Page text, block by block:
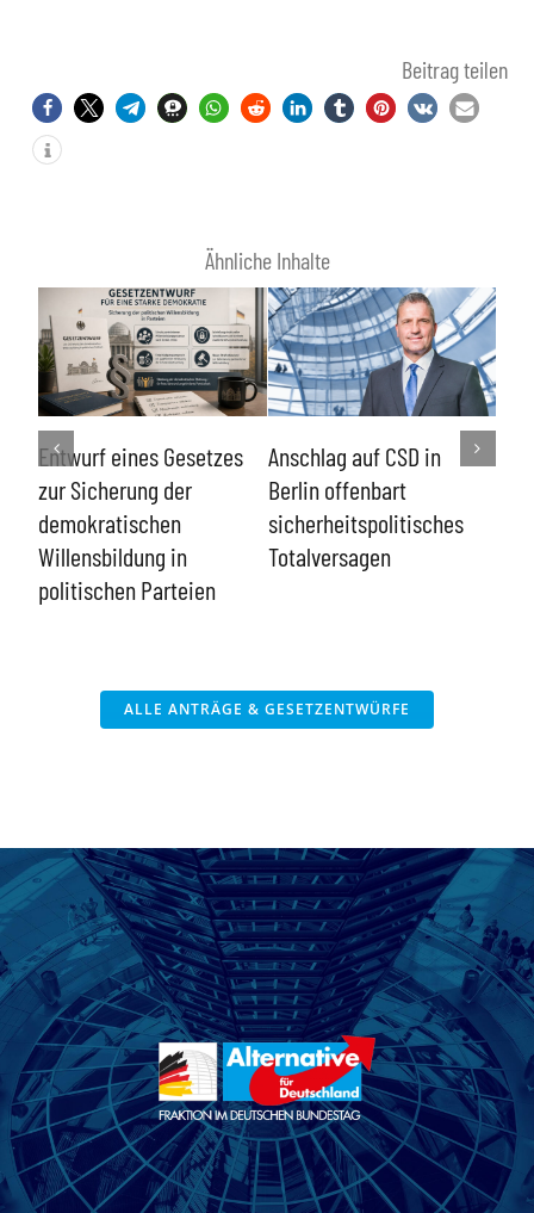
Beitrag teilen
Ähnliche Inhalte
Entwurf eines Gesetzes
zur Sicherung der
demokratischen
Willensbildung in
politischen Parteien
Anschlag auf CSD in
Berlin offenbart
sicherheitspolitisches
Totalversagen
ALLE ANTRÄGE & GESETZENTWÜRFE